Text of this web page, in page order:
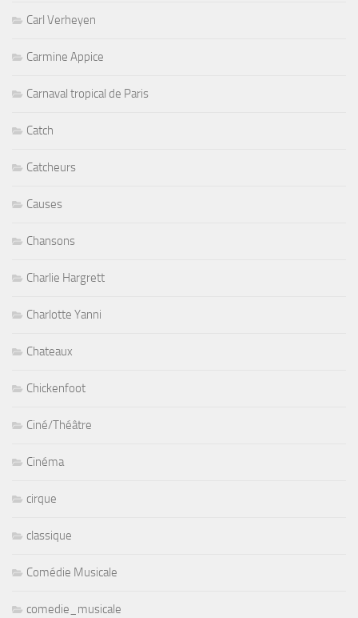
Carl Verheyen
Carmine Appice
Carnaval tropical de Paris
Catch
Catcheurs
Causes
Chansons
Charlie Hargrett
Charlotte Yanni
Chateaux
Chickenfoot
Ciné/Théâtre
Cinéma
cirque
classique
Comédie Musicale
comedie_musicale